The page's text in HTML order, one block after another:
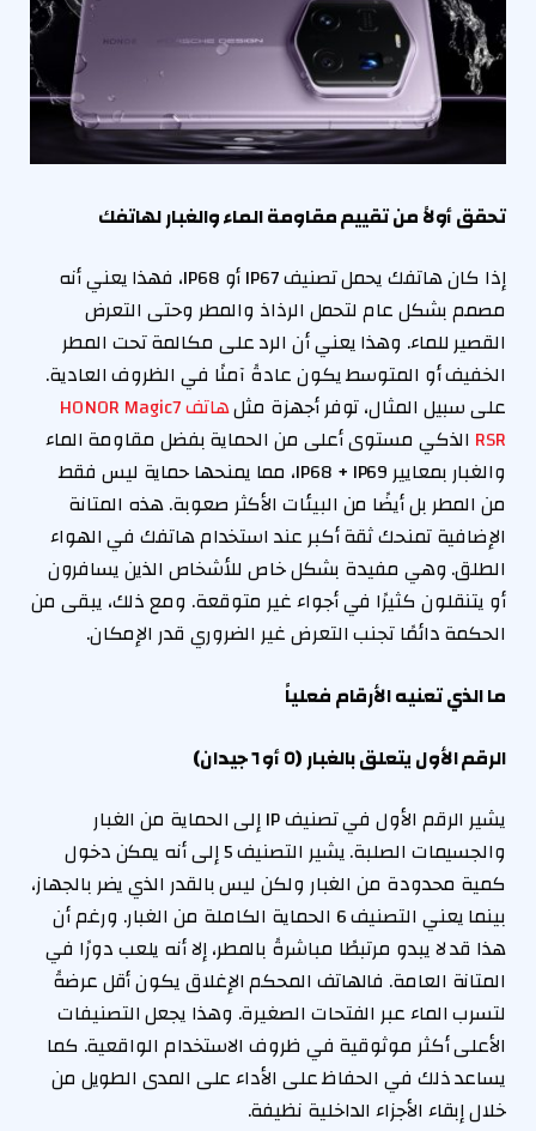
تحقق أولاً من تقييم مقاومة الماء والغبار لهاتفك
إذا كان هاتفك يحمل تصنيف IP67 أو IP68، فهذا يعني أنه
مصمم بشكل عام لتحمل الرذاذ والمطر وحتى التعرض
القصير للماء. وهذا يعني أن الرد على مكالمة تحت المطر
الخفيف أو المتوسط يكون عادةً آمنًا في الظروف العادية.
على سبيل المثال، توفر أجهزة مثل
هاتف HONOR Magic7
RSR الذكي مستوى أعلى من الحماية بفضل مقاومة الماء
والغبار بمعايير IP68 + IP69، مما يمنحها حماية ليس فقط
من المطر بل أيضًا من البيئات الأكثر صعوبة. هذه المتانة
الإضافية تمنحك ثقة أكبر عند استخدام هاتفك في الهواء
الطلق. وهي مفيدة بشكل خاص للأشخاص الذين يسافرون
أو يتنقلون كثيرًا في أجواء غير متوقعة. ومع ذلك، يبقى من
الحكمة دائمًا تجنب التعرض غير الضروري قدر الإمكان.
ما الذي تعنيه الأرقام فعلياً
الرقم الأول يتعلق بالغبار (٥ أو ٦ جيدان)
يشير الرقم الأول في تصنيف IP إلى الحماية من الغبار
والجسيمات الصلبة. يشير التصنيف 5 إلى أنه يمكن دخول
كمية محدودة من الغبار ولكن ليس بالقدر الذي يضر بالجهاز،
بينما يعني التصنيف 6 الحماية الكاملة من الغبار. ورغم أن
هذا قد لا يبدو مرتبطًا مباشرةً بالمطر، إلا أنه يلعب دورًا في
المتانة العامة. فالهاتف المحكم الإغلاق يكون أقل عرضةً
لتسرب الماء عبر الفتحات الصغيرة. وهذا يجعل التصنيفات
الأعلى أكثر موثوقية في ظروف الاستخدام الواقعية. كما
يساعد ذلك في الحفاظ على الأداء على المدى الطويل من
خلال إبقاء الأجزاء الداخلية نظيفة.